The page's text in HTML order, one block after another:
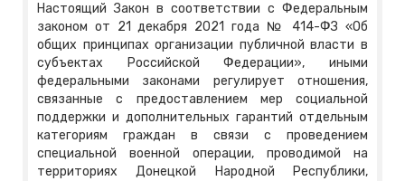
Настоящий Закон в соответствии с Федеральным
законом от 21 декабря 2021 года № 414-ФЗ «Об
общих принципах организации публичной власти в
субъектах Российской Федерации», иными
федеральными законами регулирует отношения,
связанные с предоставлением мер социальной
поддержки и дополнительных гарантий отдельным
категориям граждан в связи с проведением
специальной военной операции, проводимой на
территориях Донецкой Народной Республики,